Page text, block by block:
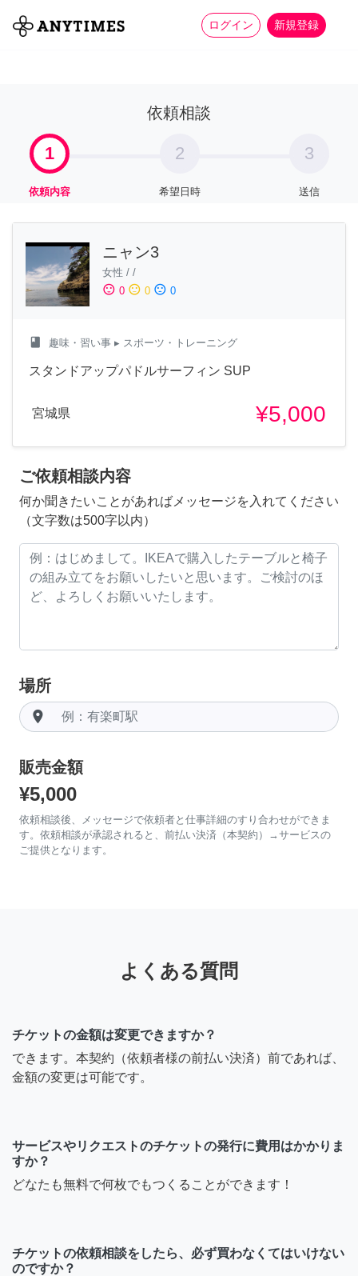
ログイン 新規登録
全て 家事 more_horiz
依頼相談
1
依頼内容
2
希望日時
3
送信
ニャン3
女性 / /
sentiment_satisfied 0 sentiment_neutral 0 sentiment_dissatisfied 0
class 趣味・習い事 ▸ スポーツ・トレーニング
スタンドアップパドルサーフィン SUP
宮城県 ¥5,000
ご依頼相談内容
何か聞きたいことがあればメッセージを入れてください
（文字数は500字以内）
場所
room
販売金額
¥5,000
依頼相談後、メッセージで依頼者と仕事詳細のすり合わせができま
す。依頼相談が承認されると、前払い決済（本契約）→サービスの
ご提供となります。
よくある質問
チケットの金額は変更できますか？
できます。本契約（依頼者様の前払い決済）前であれば、
金額の変更は可能です。
サービスやリクエストのチケットの発行に費用はかかりま
すか？
どなたも無料で何枚でもつくることができます！
チケットの依頼相談をしたら、必ず買わなくてはいけない
のですか？